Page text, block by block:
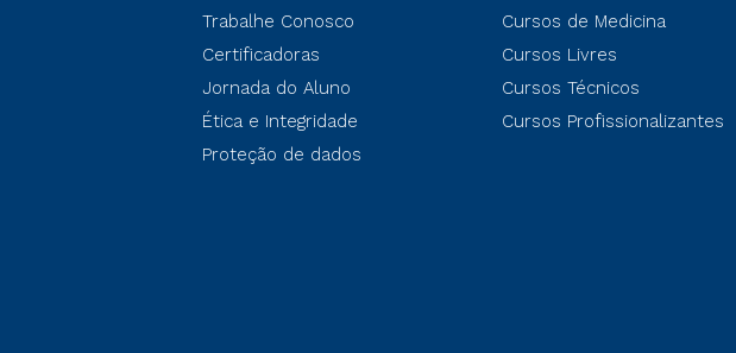
Trabalhe Conosco
Certificadoras
Jornada do Aluno
Ética e Integridade
Proteção de dados
Cursos de Medicina
Cursos Livres
Cursos Técnicos
Cursos Profissionalizantes